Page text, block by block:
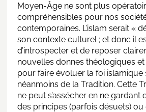
Moyen-Âge ne sont plus
compréhensibles pour nos
contemporaines. L’islam serait «
son contexte culturel ; et donc il
d’introspecter et de reposer
nouvelles donnes théologiques
pour faire évoluer la foi islamique
néanmoins de la Tradition. Cette
ne peut s’assécher en ne gardant
des principes (parfois désuets) ou